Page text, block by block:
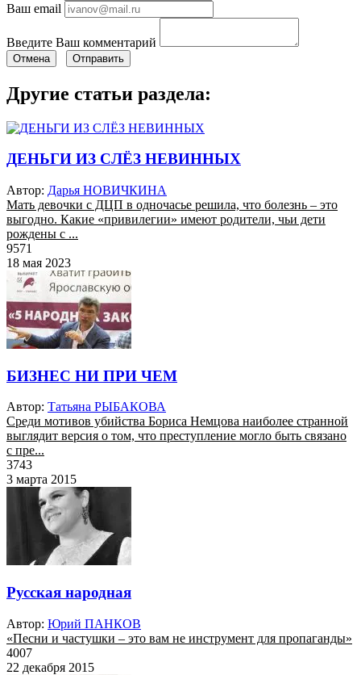
Ваш email
Введите Ваш комментарий
Отмена Отправить
Другие статьи раздела:
ДЕНЬГИ ИЗ СЛЁЗ НЕВИННЫХ
Автор: Дарья НОВИЧКИНА
Мать девочки с ДЦП в одночасье решила, что болезнь – это
выгодно. Какие «привилегии» имеют родители, чьи дети
рождены с ...
9571
18 мая 2023
БИЗНЕС НИ ПРИ ЧЕМ
Автор: Татьяна РЫБАКОВА
Среди мотивов убийства Бориса Немцова наиболее странной
выглядит версия о том, что преступление могло быть связано
с пре...
3743
3 марта 2015
Русская народная
Автор: Юрий ПАНКОВ
«Песни и частушки – это вам не инструмент для пропаганды»
4007
22 декабря 2015